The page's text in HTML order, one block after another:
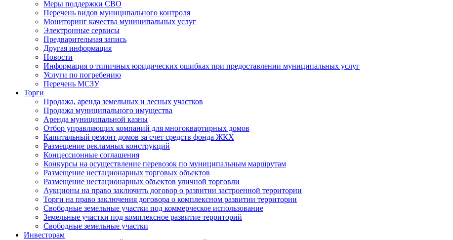
Меры поддержки СВО
Перечень видов муниципального контроля
Мониторинг качества муниципальных услуг
Электронные сервисы
Предварительная запись
Другая информация
Новости
Информация о типичных юридических ошибках при предоставлении муниципальных услуг
Услуги по погребению
Перечень МСЗУ
Торги
Продажа, аренда земельных и лесных участков
Продажа муниципального имущества
Аренда муниципальной казны
Отбор управляющих компаний для многоквартирных домов
Капитальный ремонт домов за счет средств фонда ЖКХ
Размещение рекламных конструкций
Концессионные соглашения
Конкурсы на осуществление перевозок по муниципальным маршрутам
Размещение нестационарных торговых объектов
Размещение нестационарных объектов уличной торговли
Аукционы на право заключить договор о развитии застроенной территории
Торги на право заключения договора о комплексном развитии территории
Свободные земельные участки под коммерческое использование
Земельные участки под комплексное развитие территорий
Свободные земельные участки
Инвесторам